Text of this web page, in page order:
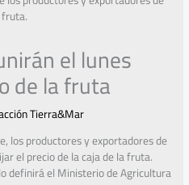
el lunes
de la fruta
Tierra&Mar
los productores y exportadores de
el precio de la caja de la fruta.
definirá el Ministerio de Agricultura